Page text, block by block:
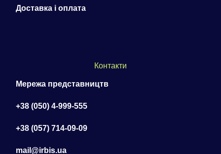
Доставка і оплата
Контакти
Мережа представництв
+38 (050) 4-999-555
+38 (057) 714-09-09
mail@irbis.ua